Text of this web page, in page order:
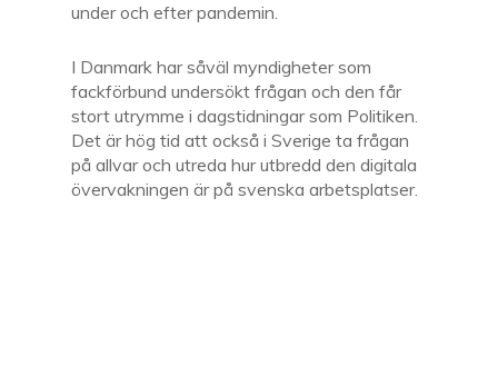
under och efter pandemin.
I Danmark har såväl myndigheter som
fackförbund undersökt frågan och den får
stort utrymme i dagstidningar som Politiken.
Det är hög tid att också i Sverige ta frågan
på allvar och utreda hur utbredd den digitala
övervakningen är på svenska arbetsplatser.